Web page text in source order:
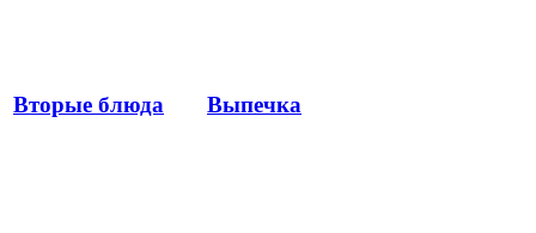
Вторые блюда Выпечка